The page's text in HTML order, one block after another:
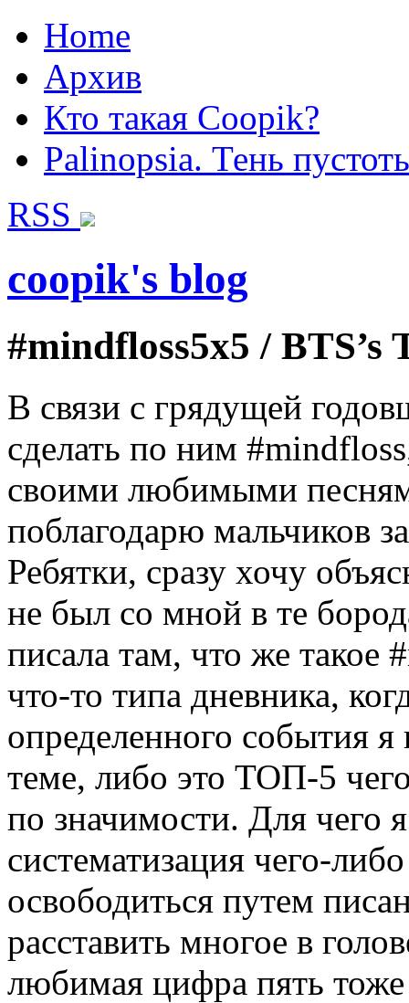
Home
Архив
Кто такая Coopik?
Palinopsia. Тень
RSS
coopik's blog
#mindfloss5x5 /
В связи с грядущей
сделать по ним
своими любимыми
поблагодарю мальчиков
Ребятки, сразу хочу
не был со мной в те
писала там, что же такое
что-то типа дневника,
определенного события
теме, либо это ТОП-5
по значимости. Для чего
систематизация чего-
освободиться путем
расставить многое в
любимая цифра пять